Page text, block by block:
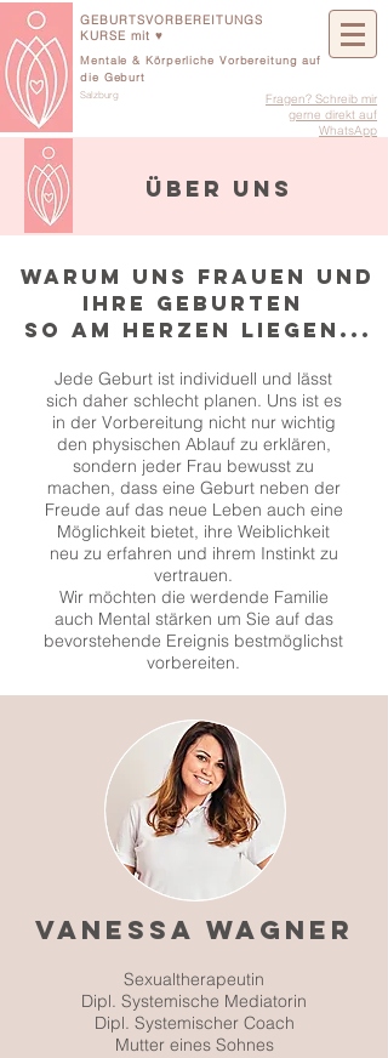
Mentale & Körperliche Vorbereitung auf
die Geburt
Salzburg
Fragen? Schreib mir
gerne direkt auf
WhatsApp
GEBURTSVORBEREITUNGS
KURSE mit ♥
über uns
Jede Geburt ist individuell und lässt
sich daher schlecht planen. Uns ist es
in der Vorbereitung nicht nur wichtig
den physischen Ablauf zu erklären,
sondern jeder Frau bewusst zu
machen, dass eine Geburt neben der
Freude auf das neue Leben auch eine
Möglichkeit bietet, ihre Weiblichkeit
neu zu erfahren und ihrem Instinkt zu
vertrauen.
Wir möchten die werdende Familie
auch Mental stärken um Sie auf das
bevorstehende Ereignis bestmöglichst
vorbereiten.
Warum uns Frauen und
Ihre Geburten
so am Herzen liegen...
Vanessa Wagner
Sexualtherapeutin
Dipl. Systemische Mediatorin
Dipl. Systemischer Coach
Mutter eines Sohnes